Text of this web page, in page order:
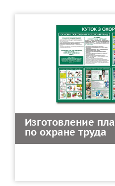
Изготовление
по охране труда